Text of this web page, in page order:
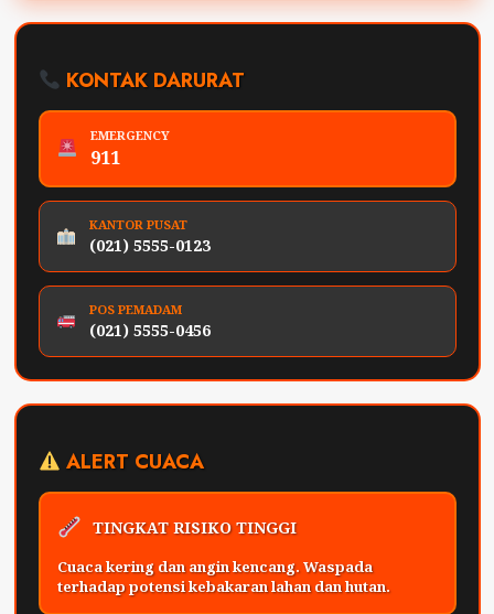
KONTAK DARURAT
EMERGENCY
911
KANTOR PUSAT
(021) 5555-0123
POS PEMADAM
(021) 5555-0456
ALERT CUACA
TINGKAT RISIKO TINGGI
Cuaca kering dan angin kencang. Waspada
terhadap potensi kebakaran lahan dan hutan.